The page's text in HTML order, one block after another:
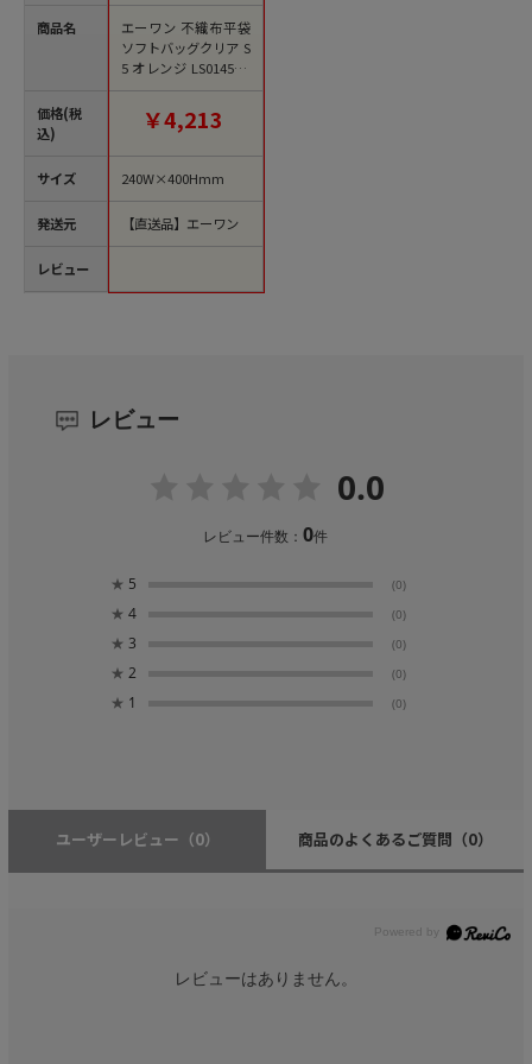
商品名
価格(税
込)
サイズ
発送元
レビュー
エーワン 不織布平袋
ソフトバッグクリア S
5 オレンジ LS0145NF
00 100枚/束（ご注文
￥4,213
240W×400Hmm
【直送品】エーワン
レビュー
0.0
レビュー件数：0件
★ 5 (0)
★ 4 (0)
★ 3 (0)
★ 2 (0)
★ 1 (0)
ユーザーレビュー （0） 商品のよくあるご質問 （0）
レビューはありません。